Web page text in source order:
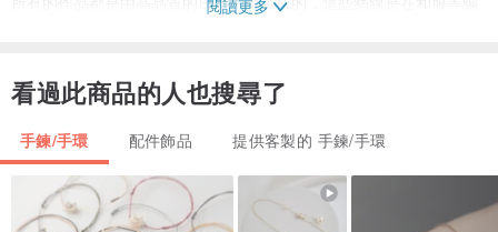
由蠶做的繭子紡成的，過程中並不留下任何短線。
Repair
如果絲線出現了破損，或是金屬因為意外造成變形，我們可以將絲線
重新纏繞，並對金屬底座進行修復。我們的理想是生產盡可能永續使
閱讀更多
看過此商品的人也搜尋了
手鍊/手環 配件飾品 提供客製的 手鍊/手環